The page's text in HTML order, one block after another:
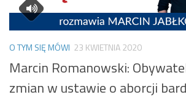
O TYM SIĘ MÓWI 23 KWIETNIA 2020
Marcin Romanowski:
zmian w ustawie o aborcji